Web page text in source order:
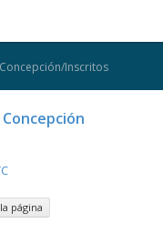
Inscritos
página